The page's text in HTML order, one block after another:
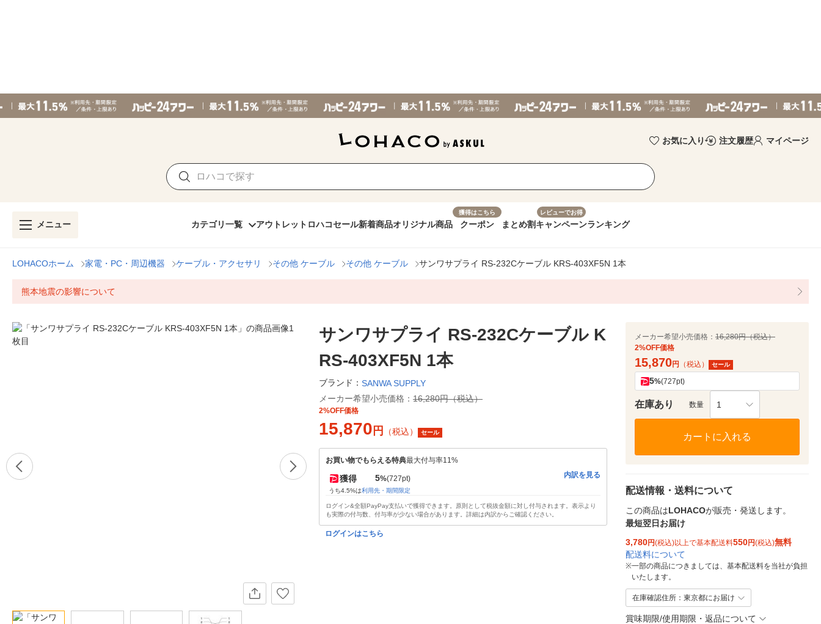
お気に入り 注文履歴 マイページ
メニュー カテゴリ一覧 アウトレット ロハコセール新着商品オリジナル商品
獲得はこちら
クーポン まとめ割
レビューでお得
キャンペーンランキング
LOHACOホーム 家電・PC・周辺機器 ケーブル・アクセサリ その他 ケーブル その他 ケーブル サンワサプライ RS-232Cケーブル KRS-403XF5N 1本
熊本地震の影響について
サンワサプライ RS-232Cケーブル K
RS-403XF5N 1本
ブランド： SANWA SUPPLY
メーカー希望小売価格： 16,280円（税込）
2%OFF価格
15,870 円 （税込） セール
お買い物でもらえる特典最大付与率11%
獲得 5%(727pt)
うち4.5%は利用先・期間限定
内訳を見る
ログイン&全額PayPay支払いで獲得できます。原則として税抜金額に対し付与されます。表示より
も実際の付与数、付与率が少ない場合があります。詳細は内訳からご確認ください。
ログインはこちら
メーカー希望小売価格： 16,280円（税込）
2%OFF価格
15,870円 （税込） セール
5%(727pt)
在庫あり 数量 1
カートに入れる
配送情報・送料について
この商品はLOHACOが販売・発送します。
最短翌日お届け
3,780円(税込)以上で基本配送料550円(税込)無料
配送料について
※一部の商品につきましては、基本配送料を当社が負担
いたします。
在庫確認住所：東京都にお届け
賞味期限/使用期限・返品について